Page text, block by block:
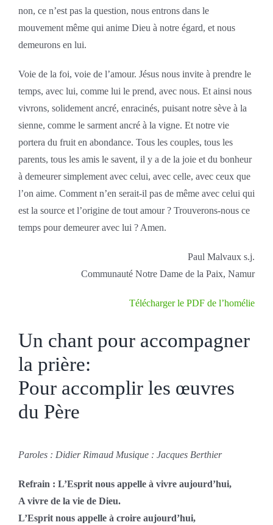
non, ce n’est pas la question, nous entrons dans le
mouvement même qui anime Dieu à notre égard, et nous
demeurons en lui.
Voie de la foi, voie de l’amour. Jésus nous invite à prendre le
temps, avec lui, comme lui le prend, avec nous. Et ainsi nous
vivrons, solidement ancré, enracinés, puisant notre sève à la
sienne, comme le sarment ancré à la vigne. Et notre vie
portera du fruit en abondance. Tous les couples, tous les
parents, tous les amis le savent, il y a de la joie et du bonheur
à demeurer simplement avec celui, avec celle, avec ceux que
l’on aime. Comment n’en serait-il pas de même avec celui qui
est la source et l’origine de tout amour ? Trouverons-nous ce
temps pour demeurer avec lui ? Amen.
Paul Malvaux s.j.
Communauté Notre Dame de la Paix, Namur
Télécharger le PDF de l’homélie
Un chant pour accompagner
la prière:
Pour accomplir les œuvres
du Père
Paroles : Didier Rimaud Musique : Jacques Berthier
Refrain : L’Esprit nous appelle à vivre aujourd’hui,
A vivre de la vie de Dieu.
L’Esprit nous appelle à croire aujourd’hui,